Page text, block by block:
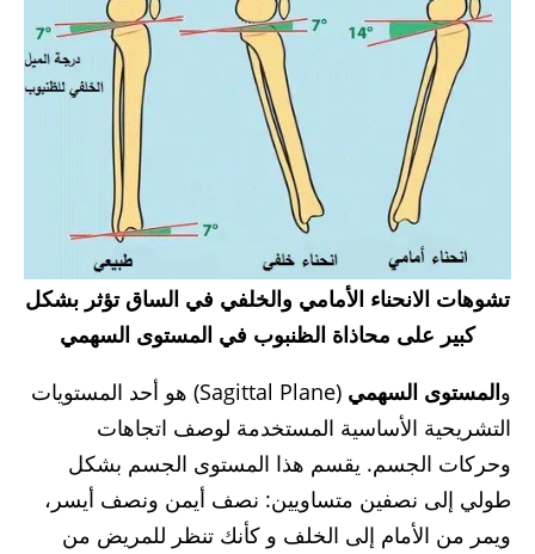
تشوهات الانحناء الأمامي والخلفي في الساق تؤثر بشكل
كبير على محاذاة الظنبوب في المستوى السهمي
والمستوى السهمي
(Sagittal Plane) هو أحد المستويات
التشريحية الأساسية المستخدمة لوصف اتجاهات
وحركات الجسم. يقسم هذا المستوى الجسم بشكل
طولي إلى نصفين متساويين: نصف أيمن ونصف أيسر،
ويمر من الأمام إلى الخلف و كأنك تنظر للمريض من